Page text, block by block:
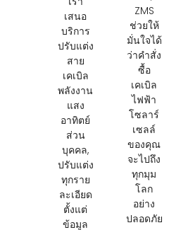
เสนอ
บริการ
ปรับแต่ง
สาย
เคเบิล
พลังงาน
แสง
อาทิตย์
ส่วน
บุคคล,
ปรับแต่ง
ทุกราย
ละเอียด
ตั้งแต่
ข้อมูล
ZMS
ช่วยให้
มั่นใจได้
ว่าคำสั่ง
ซื้อ
เคเบิล
ไฟฟ้า
โซลาร์
เซลล์
ของคุณ
จะไปถึง
ทุกมุม
โลก
อย่าง
ปลอดภัย